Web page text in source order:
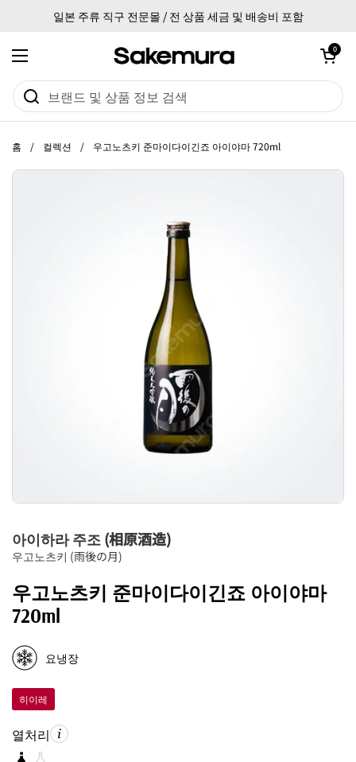
일본 주류 직구 전문몰 / 전 상품 세금 및 배송비 포함
메뉴 열기
카트 열기
0
홈 / 컬렉션 / 우고노츠키 준마이다이긴죠 아이야마 720ml
아이하라 주조 (相原酒造)
우고노츠키 (雨後の月)
우고노츠키 준마이다이긴죠 아이야마
720ml
요냉장
히이레
열처리